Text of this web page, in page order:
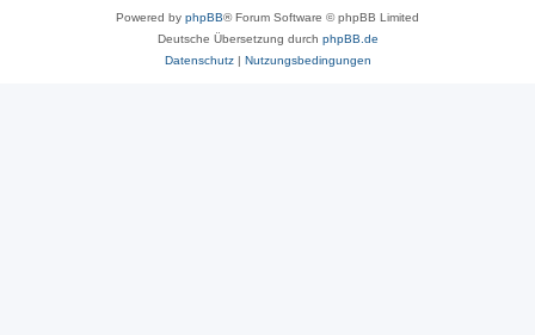
Powered by phpBB® Forum Software © phpBB Limited
Deutsche Übersetzung durch phpBB.de
Datenschutz| Nutzungsbedingungen